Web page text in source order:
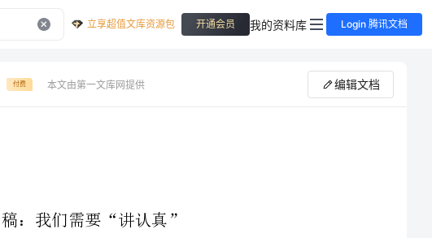
立享超值文库资源包 开通会员 我的资料库 Login 腾讯文档
付费 本文由第一文库网提供 编辑文档
认真，反之则是认真。